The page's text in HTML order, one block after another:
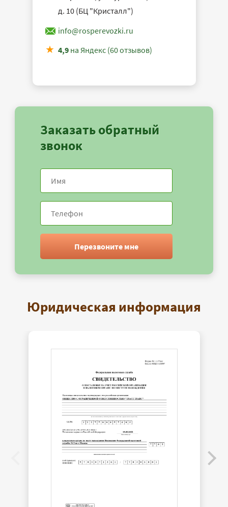
д. 10 (БЦ "Кристалл")
info@rosperevozki.ru
4,9на Яндекс (60 отзывов)
Заказать обратный
звонок
Перезвоните мне
Юридическая информация